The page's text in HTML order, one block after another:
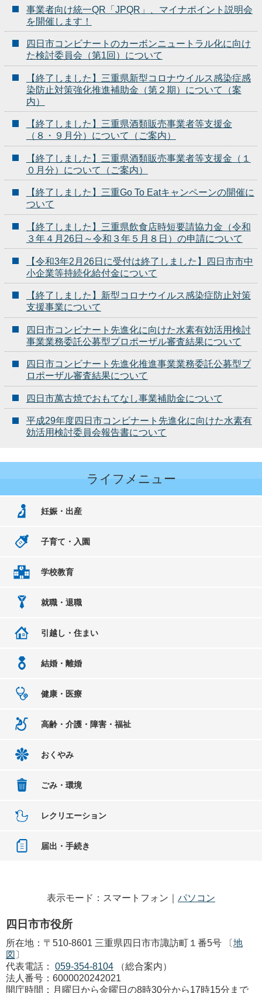
事業者向け統一QR「JPQR」、マイナポイント説明会
を開催します！
四日市コンビナートのカーボンニュートラル化に向け
た検討委員会（第1回）について
【終了しました】三重県新型コロナウイルス感染症感
染防止対策強化推進補助金（第２期）について（案
内）
【終了しました】三重県酒類販売事業者等支援金
（８・９月分）について（ご案内）
【終了しました】三重県酒類販売事業者等支援金（１
０月分）について（ご案内）
【終了しました】三重Go To Eatキャンペーンの開催に
ついて
【終了しました】三重県飲食店時短要請協力金（令和
３年４月26日～令和３年５月８日）の申請について
【令和3年2月26日に受付は終了しました】四日市市中
小企業等持続化給付金について
【終了しました】新型コロナウイルス感染症防止対策
支援事業について
四日市コンビナート先進化に向けた水素有効活用検討
事業業務委託公募型プロポーザル審査結果について
四日市コンビナート先進化推進事業業務委託公募型プ
ロポーザル審査結果について
四日市萬古焼でおもてなし事業補助金について
平成29年度四日市コンビナート先進化に向けた水素有
効活用検討委員会報告書について
ライフメニュー
妊娠・出産
子育て・入園
学校教育
就職・退職
引越し・住まい
結婚・離婚
健康・医療
高齢・介護・障害・福祉
おくやみ
ごみ・環境
レクリエーション
届出・手続き
表示モード：スマートフォン｜ パソコン
四日市市役所
所在地：〒510-8601 三重県四日市市諏訪町１番5号 〔地
図 〕
代表電話：
059-354-8104
（総合案内）
法人番号：6000020242021
開庁時間：月曜日から金曜日の8時30分から17時15分まで